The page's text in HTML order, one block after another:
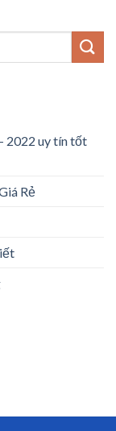
2022 uy tín tốt
Rẻ